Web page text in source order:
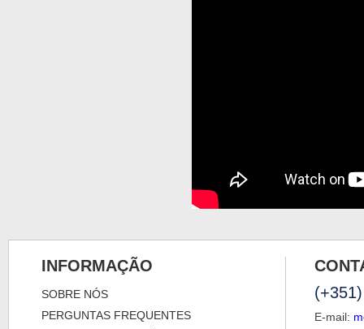
INFORMAÇÃO
SOBRE NÓS
PERGUNTAS FREQUENTES
E-mail: